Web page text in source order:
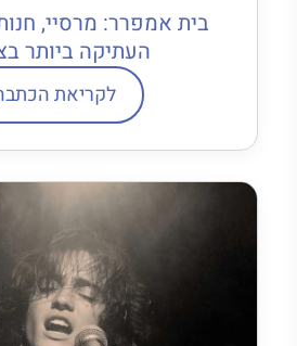
בית אמפרר: מרסיי,
העתיקה ביותר
לקריאת